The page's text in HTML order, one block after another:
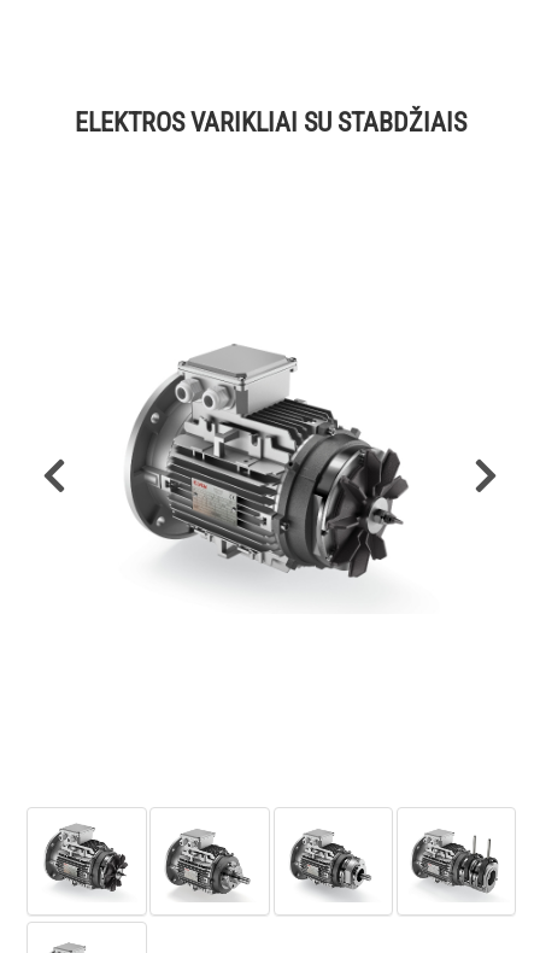
ELEKTROS VARIKLIAI SU STABDŽIAIS